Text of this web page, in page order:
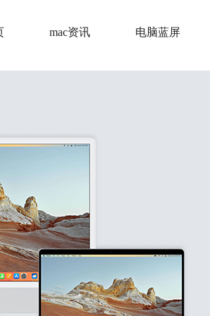
mac资讯 电脑蓝屏